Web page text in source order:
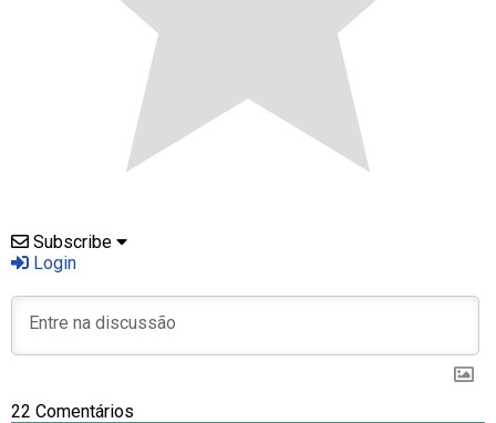
Subscribe
Login
22 Comentários